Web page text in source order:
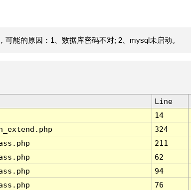
能的原因：1、数据库密码不对; 2、mysql未启动。
Line
14
324
211
62
94
76